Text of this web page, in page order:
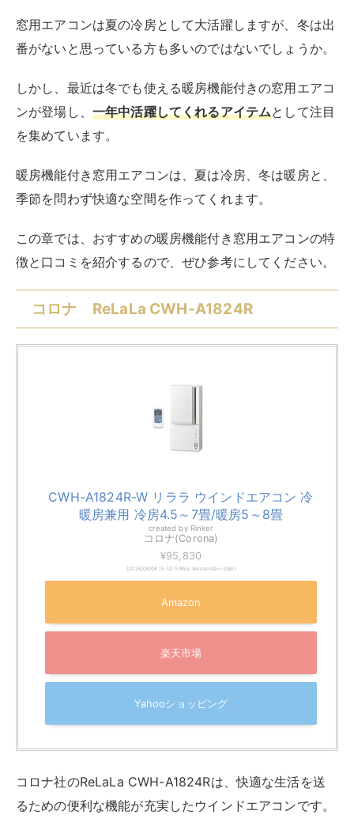
窓用エアコンは夏の冷房として大活躍しますが、冬は出
番がないと思っている方も多いのではないでしょうか。
しかし、最近は冬でも使える暖房機能付きの窓用エアコ
ンが登場し、 一年中活躍してくれるアイテムとして注目
を集めています。
暖房機能付き窓用エアコンは、夏は冷房、冬は暖房と、
季節を問わず快適な空間を作ってくれます。
この章では、おすすめの暖房機能付き窓用エアコンの特
徴と口コミを紹介するので、ぜひ参考にしてください。
コロナ ReLaLa CWH-A1824R
CWH-A1824R-W リララ ウインドエアコン 冷
暖房兼用 冷房4.5～7畳/暖房5～8畳
created by Rinker
コロナ(Corona)
¥95,830
(2026/08/08 15:32:53時点 Amazon調べ- 詳細)
Amazon
楽天市場
Yahooショッピング
コロナ社のReLaLa CWH-A1824Rは、快適な生活を送
るための便利な機能が充実したウインドエアコンです。